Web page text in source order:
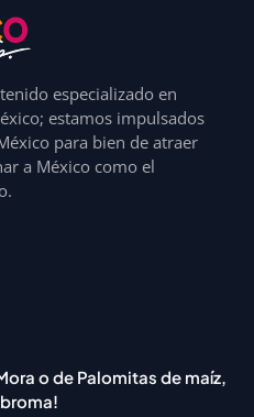
especializado en
estamos impulsados
para bien de atraer
a México como el
o de Palomitas de maíz,
broma!